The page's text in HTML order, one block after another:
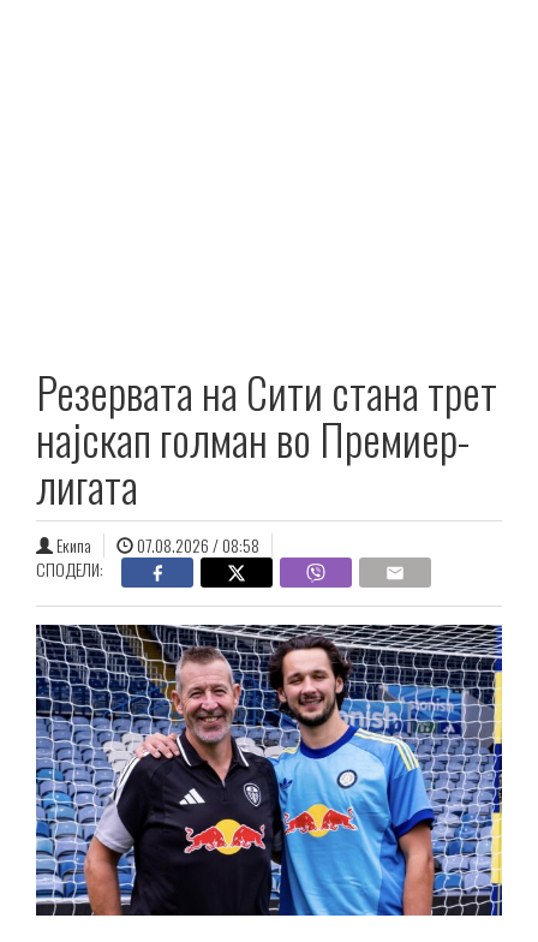
Резервата на Сити стана трет
најскап голман во Премиер-
лигата
Екипа
07.08.2026 / 08:58
СПОДЕЛИ: